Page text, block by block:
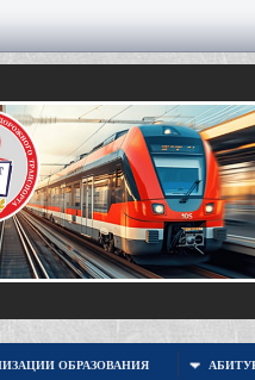
ОБРАЗОВАНИЯ